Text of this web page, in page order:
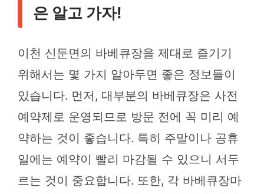
은 알고 가자!
이천 신둔면의 바베큐장을 제대로 즐기기
위해서는 몇 가지 알아두면 좋은 정보들이
있습니다. 먼저, 대부분의 바베큐장은 사전
예약제로 운영되므로 방문 전에 꼭 미리 예
약하는 것이 좋습니다. 특히 주말이나 공휴
일에는 예약이 빨리 마감될 수 있으니 서두
르는 것이 중요합니다. 또한, 각 바베큐장마